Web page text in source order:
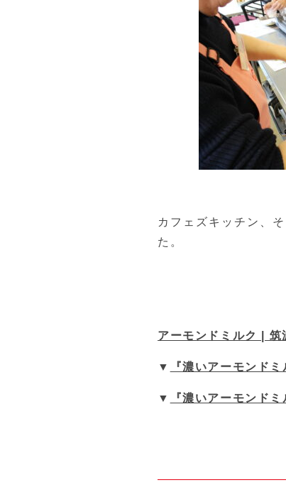
カフェズキッチン、
た。
アーモンドミルク | 筑
▼ 『濃いアーモンド
▼ 『濃いアーモンド